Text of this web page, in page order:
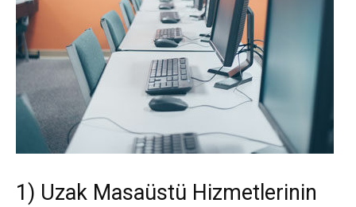
1) Uzak Masaüstü Hizmetlerinin